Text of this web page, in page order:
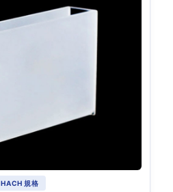
HACH 規格